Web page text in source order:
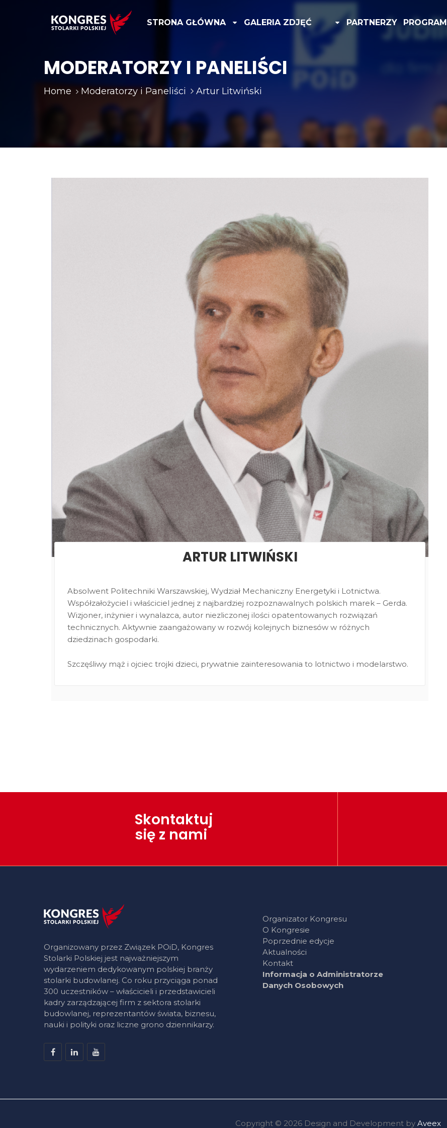
STRONA GŁÓWNA GALERIA ZDJĘĆ PARTNERZY PROGRAM
MODERATORZY I PANELIŚCI
Home Moderatorzy i Paneliści Artur Litwiński
ARTUR LITWIŃSKI
Absolwent Politechniki Warszawskiej, Wydział Mechaniczny Energetyki i Lotnictwa.
Współzałożyciel i właściciel jednej z najbardziej rozpoznawalnych polskich marek – Gerda.
Wizjoner, inżynier i wynalazca, autor niezliczonej ilości opatentowanych rozwiązań
technicznych. Aktywnie zaangażowany w rozwój kolejnych biznesów w różnych
dziedzinach gospodarki.
Szczęśliwy mąż i ojciec trojki dzieci, prywatnie zainteresowania to lotnictwo i modelarstwo.
Skontaktuj
się z nami
Organizowany przez Związek POiD, Kongres
Stolarki Polskiej jest najważniejszym
wydarzeniem dedykowanym polskiej branży
stolarki budowlanej. Co roku przyciąga ponad
300 uczestników – właścicieli i przedstawicieli
kadry zarządzającej firm z sektora stolarki
budowlanej, reprezentantów świata, biznesu,
nauki i polityki oraz liczne grono dziennikarzy.
Organizator Kongresu
O Kongresie
Poprzednie edycje
Aktualności
Kontakt
Informacja o Administratorze
Danych Osobowych
Copyright © 2026 Design and Development by Aveex